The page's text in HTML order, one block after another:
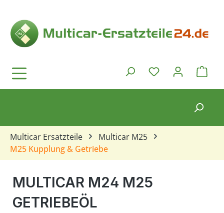
Du hast 0
Multicar Ersatzteile
Multicar M25
M25 Kupplung & Getriebe
MULTICAR M24 M25
GETRIEBEÖL